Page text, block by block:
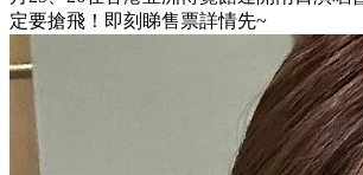
定要搶飛！即刻睇售票詳情先~